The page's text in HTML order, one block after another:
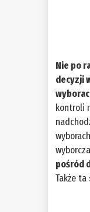
Nie po
decyzji
kontroli
pośród
Także ta